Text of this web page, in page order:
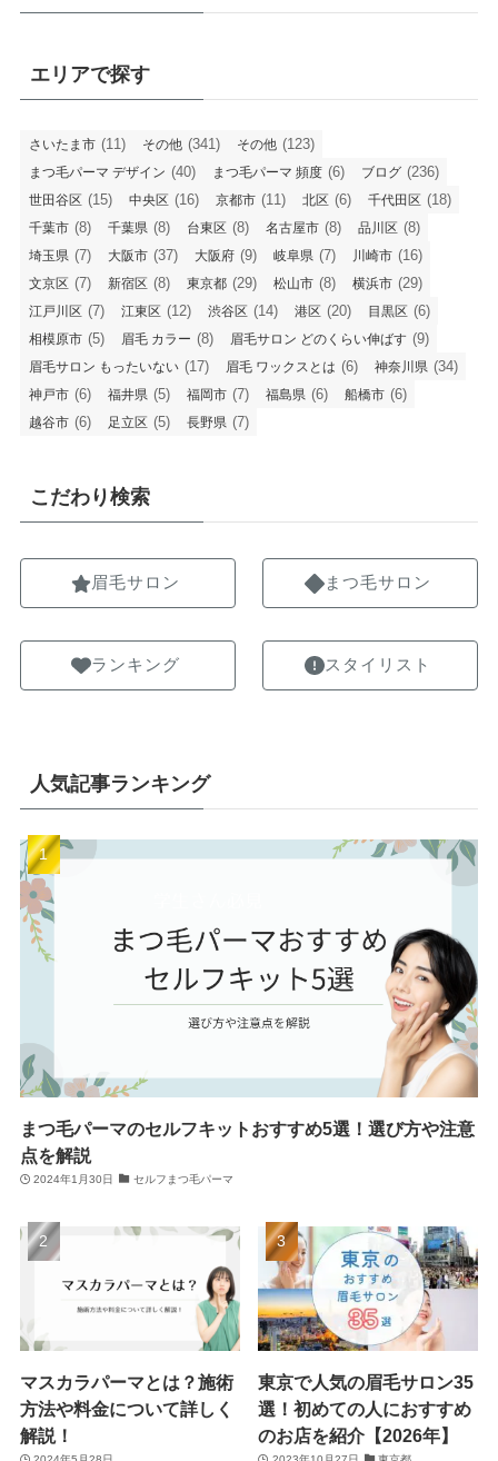
エリアで探す
さいたま市 (11) その他 (341) その他 (123)
まつ毛パーマ デザイン (40) まつ毛パーマ 頻度 (6) ブログ (236)
世田谷区 (15) 中央区 (16) 京都市 (11) 北区 (6) 千代田区 (18)
千葉市 (8) 千葉県 (8) 台東区 (8) 名古屋市 (8) 品川区 (8)
埼玉県 (7) 大阪市 (37) 大阪府 (9) 岐阜県 (7) 川崎市 (16)
文京区 (7) 新宿区 (8) 東京都 (29) 松山市 (8) 横浜市 (29)
江戸川区 (7) 江東区 (12) 渋谷区 (14) 港区 (20) 目黒区 (6)
相模原市 (5) 眉毛 カラー (8) 眉毛サロン どのくらい伸ばす (9)
眉毛サロン もったいない (17) 眉毛 ワックスとは (6) 神奈川県 (34)
神戸市 (6) 福井県 (5) 福岡市 (7) 福島県 (6) 船橋市 (6)
越谷市 (6) 足立区 (5) 長野県 (7)
こだわり検索
眉毛サロン
ランキング
まつ毛サロン
スタイリスト
人気記事ランキング
まつ毛パーマのセルフキットおすすめ5選！選び方や注意
点を解説
2024年1月30日 セルフまつ毛パーマ
マスカラパーマとは？施術
方法や料金について詳しく
解説！
東京で人気の眉毛サロン35
選！初めての人におすすめ
のお店を紹介【2026年】